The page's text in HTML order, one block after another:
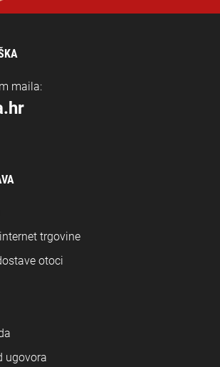
maila:
trgovine
otoci
ugovora